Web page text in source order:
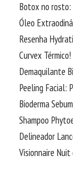
Botox no
Óleo
Resenha
Curvex Térmico!
Demaquilante
Peeling Facial:
Bioderma
Shampoo
Delineador
Visionnaire Nuit